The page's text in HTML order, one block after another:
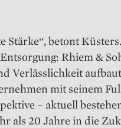
Stärke“, betont
Rhiem &
Verlässlichkeit
mit seinem
– aktuell
als 20 Jahre in die